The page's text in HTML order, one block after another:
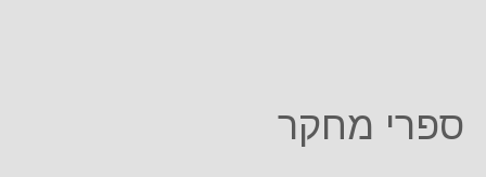
ספרי מחקר